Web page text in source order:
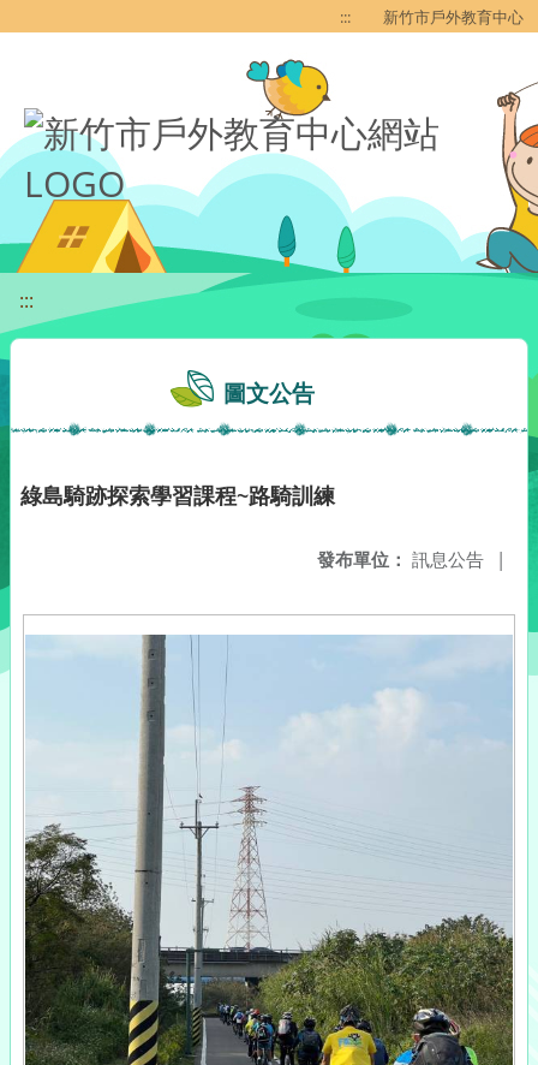
::: 新竹市戶外教育中心
:::
圖文公告
綠島騎跡探索學習課程~路騎訓練
發布單位： 訊息公告 |